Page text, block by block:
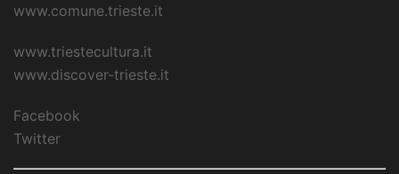
www.comune.trieste.it
www.triestecultura.it
www.discover-trieste.it
Facebook
Twitter